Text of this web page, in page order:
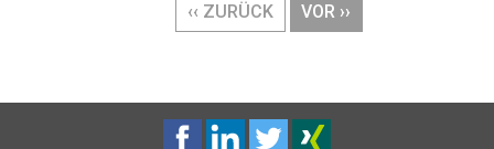
VORHERIGE
SEITE
‹‹ ZURÜCK
NÄCHSTE
SEITE
VOR ››